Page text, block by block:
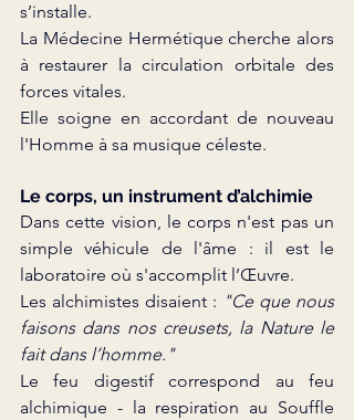
s’installe.
La Médecine Hermétique cherche alors
à restaurer la circulation orbitale des
forces vitales.
Elle soigne en accordant de nouveau
l'Homme à sa musique céleste.
Le corps, un instrument d’alchimie
Dans cette vision, le corps n'est pas un
simple véhicule de l'âme : il est le
laboratoire où s'accomplit l’Œuvre.
Les alchimistes disaient : "Ce que nous
faisons dans nos creusets, la Nature le
fait dans l’homme."
Le feu digestif correspond au feu
alchimique - la respiration au Souffle